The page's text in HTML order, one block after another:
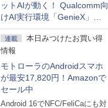
ットAIが動く！ Qualcomm向
けAI実行環境「GenieX」を
試してみた
連載
本日みつけたお買い得
情報
モトローラのAndroidスマホ
が最安17,820円！Amazonで
セール中
Android 16でNFC/FeliCaにも対